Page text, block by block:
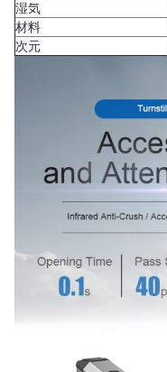
湿気
材料
次元